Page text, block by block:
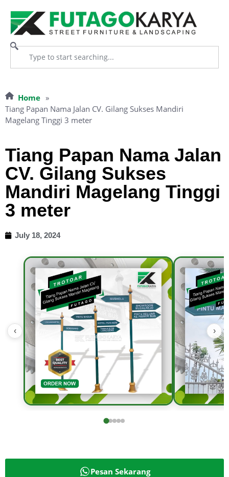
Home »
Tiang Papan Nama Jalan CV. Gilang Sukses Mandiri
Magelang Tinggi 3 meter
Tiang Papan Nama Jalan
CV. Gilang Sukses
Mandiri Magelang Tinggi
3 meter
July 18, 2024
‹ ›
Pesan Sekarang